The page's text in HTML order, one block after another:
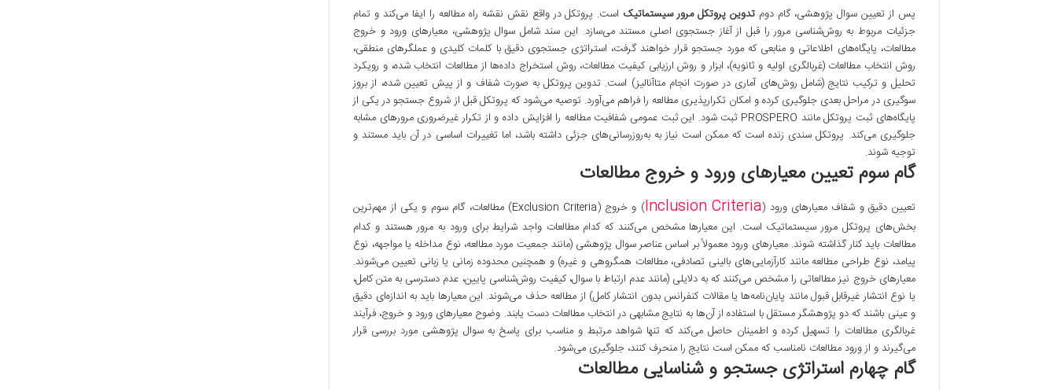
پس از تعیین سوال پژوهشی، گام دوم تدوین پروتکل مرور سیستماتیک است. پروتکل در واقع نقش نقشه راه مطالعه را ایفا می‌کند و تمام
جزئیات مربوط به روش‌شناسی مرور را قبل از آغاز جستجوی اصلی مستند می‌سازد. این سند شامل سوال پژوهشی، معیارهای ورود و خروج
مطالعات، پایگاه‌های اطلاعاتی و منابعی که مورد جستجو قرار خواهند گرفت، استراتژی جستجوی دقیق با کلمات کلیدی و عملگرهای منطقی،
روش انتخاب مطالعات (غربالگری اولیه و ثانویه)، ابزار و روش ارزیابی کیفیت مطالعات، روش استخراج داده‌ها از مطالعات انتخاب شده، و رویکرد
تحلیل و ترکیب نتایج (شامل روش‌های آماری در صورت انجام متاآنالیز) است. تدوین پروتکل به صورت شفاف و از پیش تعیین شده، از بروز
سوگیری در مراحل بعدی جلوگیری کرده و امکان تکرارپذیری مطالعه را فراهم می‌آورد. توصیه می‌شود که پروتکل قبل از شروع جستجو در یکی از
پایگاه‌های ثبت پروتکل مانند PROSPERO ثبت شود. این ثبت عمومی شفافیت مطالعه را افزایش داده و از تکرار غیرضروری مرورهای مشابه
جلوگیری می‌کند. پروتکل سندی زنده است که ممکن است نیاز به به‌روزرسانی‌های جزئی داشته باشد، اما تغییرات اساسی در آن باید مستند و
توجیه شوند.
گام سوم تعیین معیارهای ورود و خروج مطالعات
تعیین دقیق و شفاف معیارهای ورود (Inclusion Criteria
) و خروج (Exclusion Criteria) مطالعات، گام سوم و یکی از مهم‌ترین
بخش‌های پروتکل مرور سیستماتیک است. این معیارها مشخص می‌کنند که کدام مطالعات واجد شرایط برای ورود به مرور هستند و کدام
مطالعات باید کنار گذاشته شوند. معیارهای ورود معمولاً بر اساس عناصر سوال پژوهشی (مانند جمعیت مورد مطالعه، نوع مداخله یا مواجهه، نوع
پیامد، نوع طراحی مطالعه مانند کارآزمایی‌های بالینی تصادفی، مطالعات همگروهی و غیره) و همچنین محدوده زمانی یا زبانی تعیین می‌شوند.
معیارهای خروج نیز مطالعاتی را مشخص می‌کنند که به دلایلی (مانند عدم ارتباط با سوال، کیفیت روش‌شناسی پایین، عدم دسترسی به متن کامل،
یا نوع انتشار غیرقابل قبول مانند پایان‌نامه‌ها یا مقالات کنفرانس بدون انتشار کامل) از مطالعه حذف می‌شوند. این معیارها باید به اندازه‌ای دقیق
و عینی باشند که دو پژوهشگر مستقل با استفاده از آن‌ها به نتایج مشابهی در انتخاب مطالعات دست یابند. وضوح معیارهای ورود و خروج، فرآیند
غربالگری مطالعات را تسهیل کرده و اطمینان حاصل می‌کند که تنها شواهد مرتبط و مناسب برای پاسخ به سوال پژوهشی مورد بررسی قرار
می‌گیرند و از ورود مطالعات نامناسب که ممکن است نتایج را منحرف کنند، جلوگیری می‌شود.
گام چهارم استراتژی جستجو و شناسایی مطالعات